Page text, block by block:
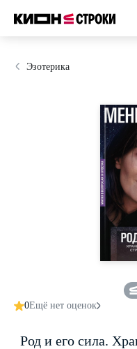
Эзотерика
0Ещё нет оценок
Род и его сила.